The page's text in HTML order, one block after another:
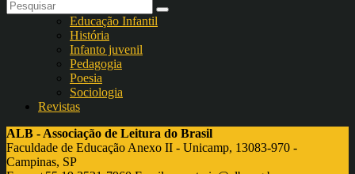
Educação Infantil
História
Infanto juvenil
Pedagogia
Poesia
Sociologia
Revistas
ALB - Associação de Leitura do Brasil
Faculdade de Educação Anexo II - Unicamp, 13083-970 -
Campinas, SP